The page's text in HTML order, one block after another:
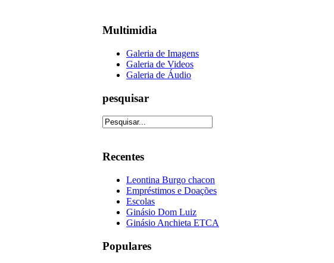
Multimidia
Galeria de Imagens
Galeria de Videos
Galeria de Áudio
pesquisar
Recentes
Leontina Burgo chacon
Empréstimos e Doações
Escolas
Ginásio Dom Luiz
Ginásio Anchieta ETCA
Populares